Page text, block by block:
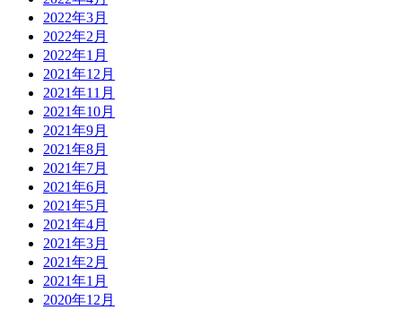
2022年3月
2022年2月
2022年1月
2021年12月
2021年11月
2021年10月
2021年9月
2021年8月
2021年7月
2021年6月
2021年5月
2021年4月
2021年3月
2021年2月
2021年1月
2020年12月